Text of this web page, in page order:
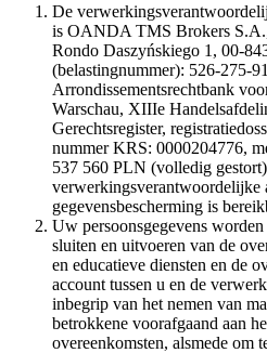
De
is OANDA TMS Brokers
Rondo Daszyńskiego 1, 00-
(belastingnummer): 526-275-
Arrondissementsrechtbank
Warschau, XIIIe
Gerechtsregister,
nummer KRS: 0000204776,
537 560 PLN (volledig
verwerkingsverantwoordelijke
gegevensbescherming is
Uw persoonsgegevens
sluiten en uitvoeren van de
en educatieve diensten en de
account tussen u en de
inbegrip van het nemen van
betrokkene voorafgaand aan
overeenkomsten, alsmede om